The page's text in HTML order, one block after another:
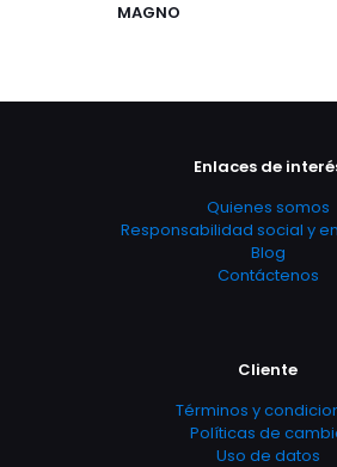
MAGNO
Enlaces de
Quienes somos
Responsabilidad social y
Blog
Contáctenos
Cliente
Términos y
Políticas de
Uso de datos